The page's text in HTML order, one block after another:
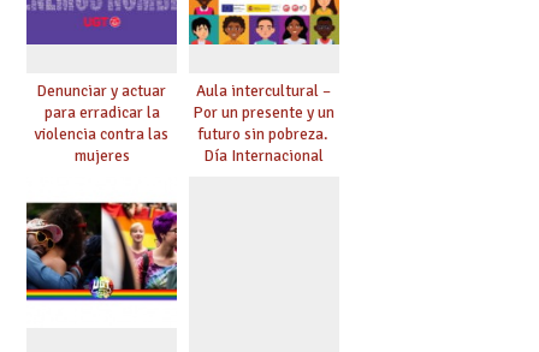
Denunciar y actuar
para erradicar la
violencia contra las
mujeres
Aula intercultural –
Por un presente y un
futuro sin pobreza.
Día Internacional